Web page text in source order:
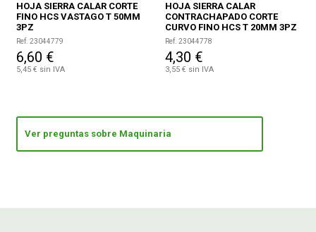
HOJA SIERRA CALAR CORTE
FINO HCS VASTAGO T 50MM
3PZ
Ref. 23044779
6,60 €
5,45 € sin IVA
HOJA SIERRA CALAR
CONTRACHAPADO CORTE
CURVO FINO HCS T 20MM 3PZ
Ref. 23044778
4,30 €
3,55 € sin IVA
Ver preguntas sobre Maquinaria